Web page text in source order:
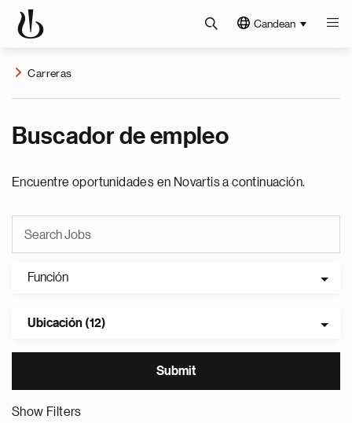
Candean
Carreras
Buscador de empleo
Encuentre oportunidades en Novartis a continuación.
Función
Ubicación (12)
Show Filters